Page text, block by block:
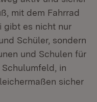
mit dem Fahrrad
gibt es nicht nur
Schüler, sondern
und Schulen für
in
sicher